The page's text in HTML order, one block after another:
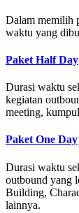
Dalam memilih
waktu yang
Paket Half Day
Durasi waktu
kegiatan
meeting,
Paket One Day
Durasi waktu
outbound yang
Building,
lainnya.